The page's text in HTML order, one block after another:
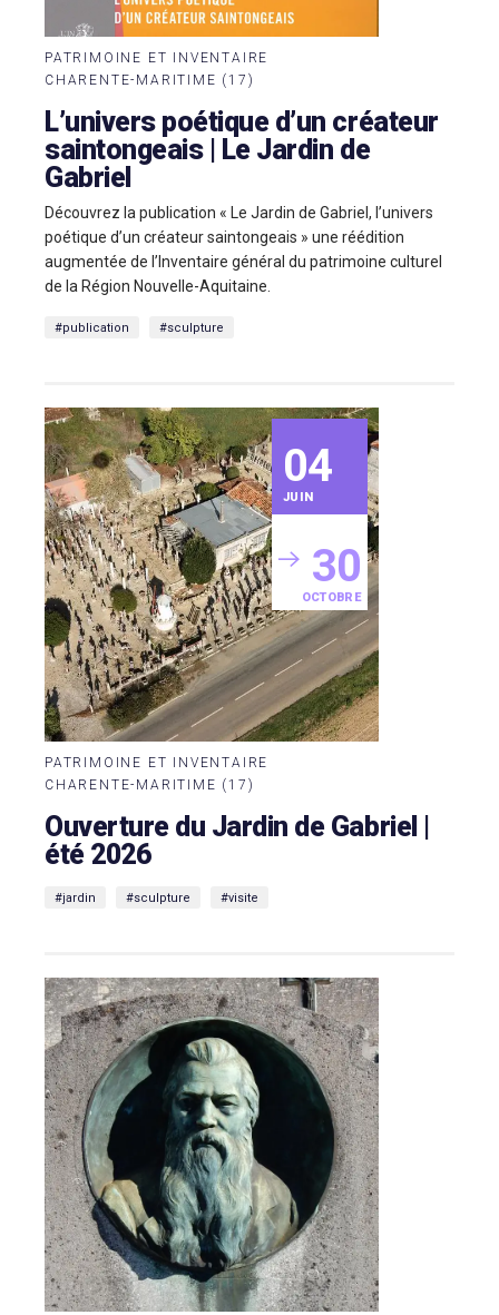
PATRIMOINE ET INVENTAIRE
CHARENTE-MARITIME (17)
L’univers poétique d’un créateur
saintongeais | Le Jardin de
Gabriel
Découvrez la publication « Le Jardin de Gabriel, l’univers
poétique d’un créateur saintongeais » une réédition
augmentée de l’Inventaire général du patrimoine culturel
de la Région Nouvelle-Aquitaine.
#publication #sculpture
04
JUIN
30
OCTOBRE
PATRIMOINE ET INVENTAIRE
CHARENTE-MARITIME (17)
Ouverture du Jardin de Gabriel |
été 2026
#jardin #sculpture #visite